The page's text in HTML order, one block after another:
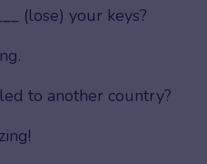
(lose) your keys?
to another country?